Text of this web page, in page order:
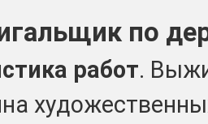
по
работ.